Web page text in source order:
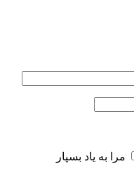
مرا به یاد بسپار